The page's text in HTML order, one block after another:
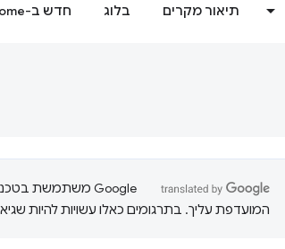
תיאור מקרים בלוג חדש ב-Chrome
המועדפת עליך. בתרגומים כאלו עשויות להיות